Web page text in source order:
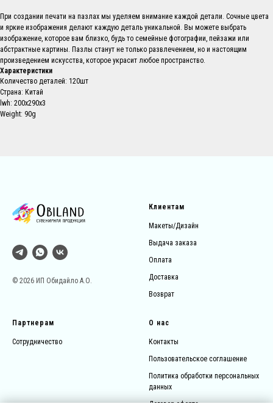
При создании печати на пазлах мы уделяем внимание каждой детали. Сочные цвета
и яркие изображения делают каждую деталь уникальной. Вы можете выбрать
изображение, которое вам близко, будь то семейные фотографии, пейзажи или
абстрактные картины. Пазлы станут не только развлечением, но и настоящим
произведением искусства, которое украсит любое пространство.
Характеристики
Количество деталей: 120шт
Страна: Китай
lwh: 200x290x3
Weight: 90g
© 2026 ИП Обидайло А.О.
Клиентам
Макеты/Дизайн
Выдача заказа
Оплата
Доставка
Возврат
Партнерам
Сотрудничество
О нас
Контакты
Пользовательское соглашение
Политика обработки персональных
данных
Договор-оферта